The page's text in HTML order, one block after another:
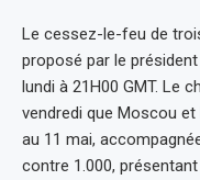
Le cessez-le-feu de
proposé par le
lundi à 21H00 GMT. Le
vendredi que Moscou
au 11 mai,
contre 1.000,